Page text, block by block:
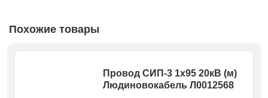
Похожие товары
Провод СИП-3 1х95 20кВ (м)
Людиновокабель Л0012568